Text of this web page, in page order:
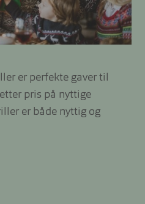
er perfekte gaver til
pris på nyttige
er både nyttig og